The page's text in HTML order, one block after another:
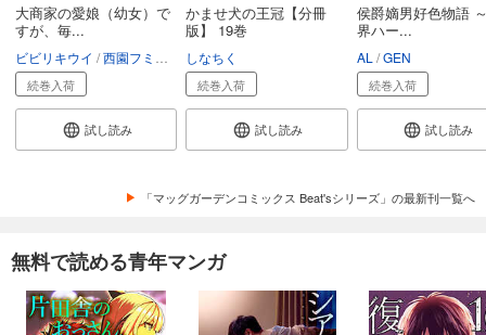
大商家の愛娘（幼女）で
すが、毎...
ビビリキウイ 西園フミコ れんた
続巻入荷
試し読み
かませ犬の王冠【分冊
版】 19巻
しなちく
続巻入荷
試し読み
侯爵嫡男好色物語
界ハー...
AL GEN
続巻入荷
試し読み
「マッグガーデンコミックス Beat'sシリーズ」の最新刊一覧へ
無料で読める青年マンガ